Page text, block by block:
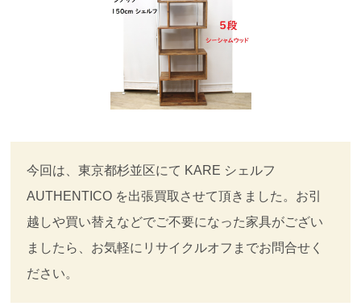
今回は、東京都杉並区にて KARE シェルフ
AUTHENTICO を出張買取させて頂きました。お引
越しや買い替えなどでご不要になった家具がござい
ましたら、お気軽にリサイクルオフまでお問合せく
ださい。